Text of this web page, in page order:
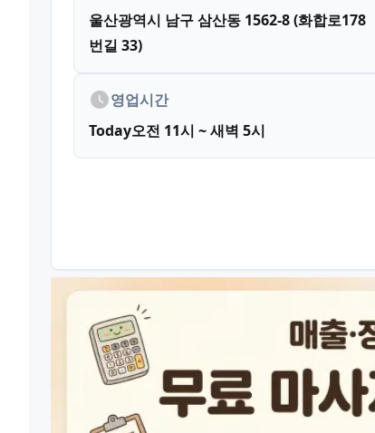
울산광역시 남구 삼산동 1562-8 (화합로178
번길 33)
영업시간
Today오전 11시 ~ 새벽 5시